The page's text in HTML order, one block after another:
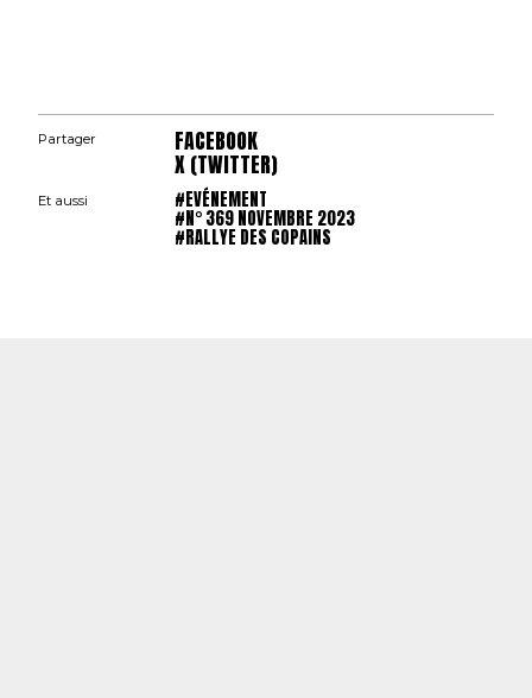
Partager FACEBOOK
X (TWITTER)
Et aussi #EVÉNEMENT
#N° 369 NOVEMBRE 2023
#RALLYE DES COPAINS